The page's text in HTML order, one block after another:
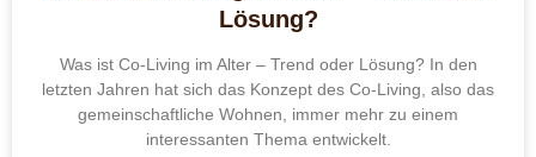
Lösung?
Was ist Co-Living im Alter – Trend oder Lösung? In den
letzten Jahren hat sich das Konzept des Co-Living, also das
gemeinschaftliche Wohnen, immer mehr zu einem
interessanten Thema entwickelt.